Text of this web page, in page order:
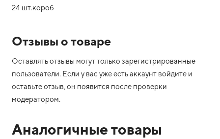
24 шт.короб
Отзывы о товаре
Оставлять отзывы могут только зарегистрированные
пользователи. Если у вас уже есть аккаунт войдите и
оставьте отзыв, он появится после проверки
модератором.
Аналогичные товары